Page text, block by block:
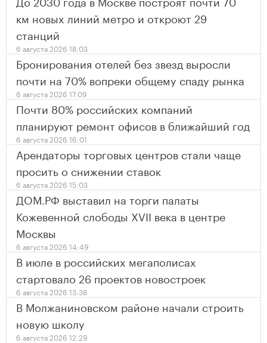
км новых линий метро и откроют 29
станций
6 августа 2026 18:03
Бронирования отелей без звезд выросли
почти на 70% вопреки общему спаду рынка
6 августа 2026 17:09
Почти 80% российских компаний
планируют ремонт офисов в ближайший год
6 августа 2026 16:01
Арендаторы торговых центров стали чаще
просить о снижении ставок
6 августа 2026 15:03
ДОМ.РФ выставил на торги палаты
Кожевенной слободы XVII века в центре
Москвы
6 августа 2026 14:49
В июле в российских мегаполисах
стартовало 26 проектов новостроек
6 августа 2026 13:38
В Молжаниновском районе начали строить
новую школу
6 августа 2026 12:29